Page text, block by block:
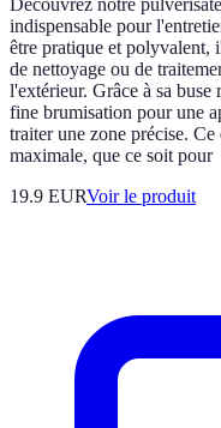
indispensable pour
être pratique et
de nettoyage ou de
l'extérieur. Grâce à sa
fine brumisation pour une
traiter une zone précise.
maximale, que ce soit pour
19.9 EURVoir le produit